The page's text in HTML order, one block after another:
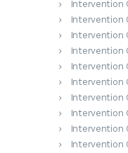
Intervention
Intervention
Intervention
Intervention
Intervention
Intervention
Intervention
Intervention
Intervention
Intervention